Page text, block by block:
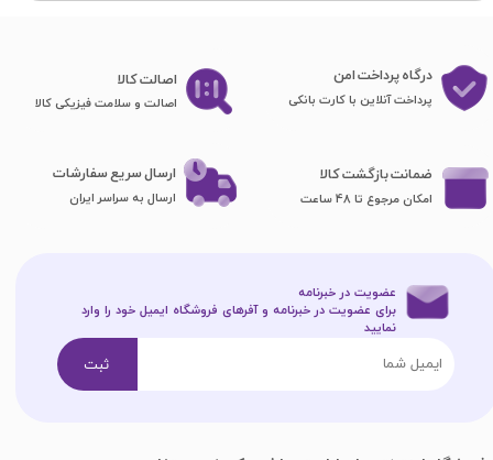
درگاه پرداخت امن
پرداخت آنلاین با کارت بانکی
اصا​​​​​​​لت کالا
اصالت و سلامت فیزیکی کالا
ضمانت بازگشت کالا
امکان مرجوع تا 48 ساعت
ارسال سریع سفارشات
ارسال به سراسر ایران
عضویت در خبرنامه
برای عضویت در خبرنامه و آفرهای فروشگاه ایمیل خود را وارد
نمایید​​​​​​​
ثبت